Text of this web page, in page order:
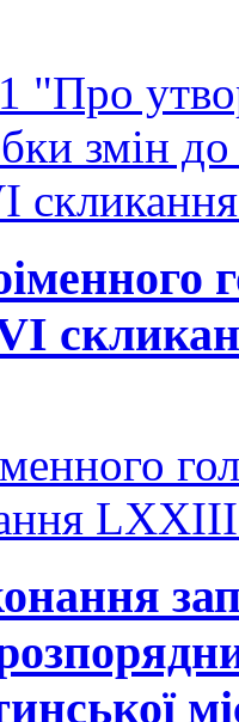
змін
LXXIII